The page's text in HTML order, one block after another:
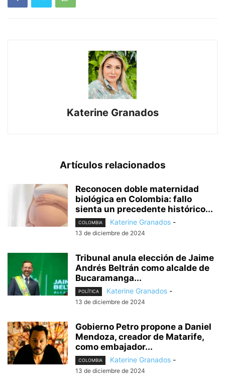
Katerine Granados
Artículos relacionados
Reconocen doble maternidad
biológica en Colombia: fallo
sienta un precedente histórico...
COLOMBIA Katerine Granados -
13 de diciembre de 2024
Tribunal anula elección de Jaime
Andrés Beltrán como alcalde de
Bucaramanga...
POLÍTICA Katerine Granados -
13 de diciembre de 2024
Gobierno Petro propone a Daniel
Mendoza, creador de Matarife,
como embajador...
COLOMBIA Katerine Granados -
13 de diciembre de 2024